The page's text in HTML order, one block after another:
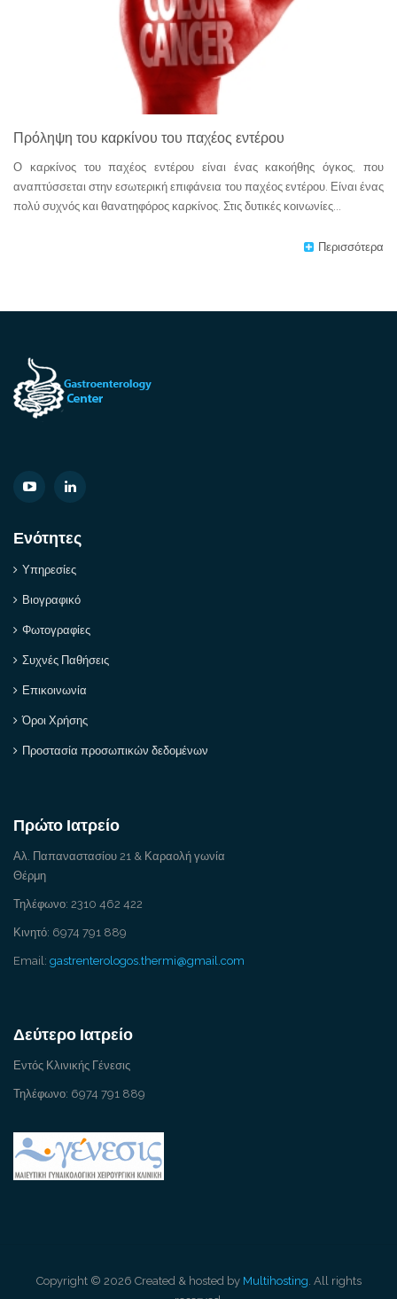
Πρόληψη του καρκίνου του παχέος εντέρου
Ο καρκίνος του παχέος εντέρου είναι ένας κακοήθης όγκος, που
αναπτύσσεται στην εσωτερική επιφάνεια του παχέος εντέρου. Είναι ένας
πολύ συχνός και θανατηφόρος καρκίνος. Στις δυτικές κοινωνίες...
Περισσότερα
Ενότητες
Υπηρεσίες
Βιογραφικό
Φωτογραφίες
Συχνές Παθήσεις
Επικοινωνία
Όροι Χρήσης
Προστασία προσωπικών δεδομένων
Πρώτο Ιατρείο
Αλ. Παπαναστασίου 21 & Καραολή γωνία
Θέρμη
Τηλέφωνο: 2310 462 422
Κινητό: 6974 791 889
Email: gastrenterologos.thermi@gmail.com
Δεύτερο Ιατρείο
Εντός Κλινικής Γένεσις
Τηλέφωνο: 6974 791 889
Copyright © 2026 Created & hosted by Multihosting. All rights